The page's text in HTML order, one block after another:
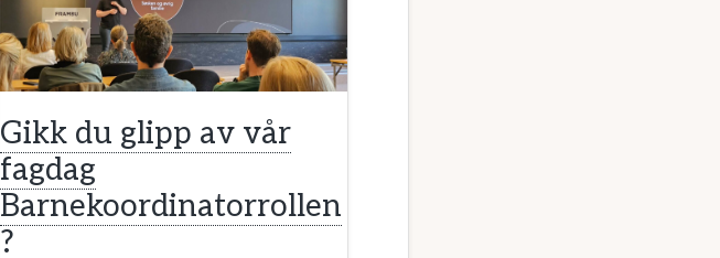
Gikk du glipp av vår
fagdag
Barnekoordinatorrollen
?